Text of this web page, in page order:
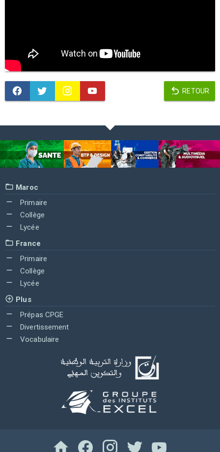
RETOUR
Maroc
Primaire
Collège
Lycée
France
Primaire
Collège
Lycée
Plus
Prépas CPGE
Divertissement
Vocabulaire